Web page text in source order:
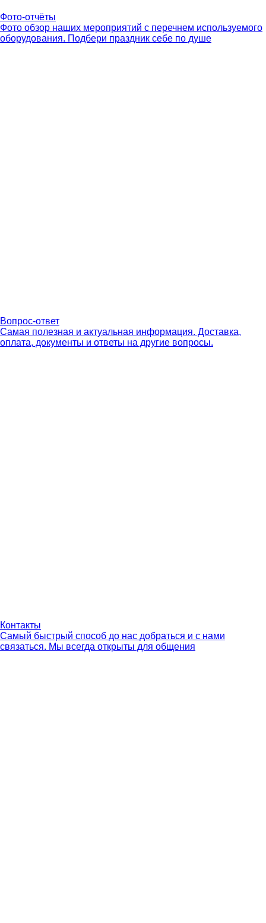
Фото-отчёты
Фото обзор наших мероприятий с перечнем используемого
оборудования. Подбери праздник себе по душе
Вопрос-ответ
Самая полезная и актуальная информация. Доставка,
оплата, документы и ответы на другие вопросы.
Контакты
Самый быстрый способ до нас добраться и с нами
связаться. Мы всегда открыты для общения